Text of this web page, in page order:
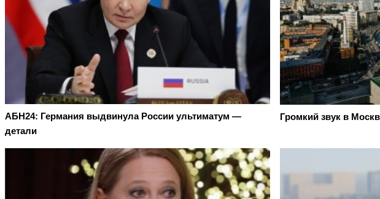
АБН24: Германия выдвинула России ультиматум —
детали
Громкий звук в